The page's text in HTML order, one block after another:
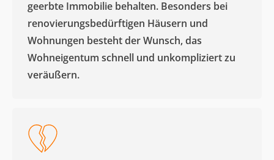
geerbte Immobilie behalten. Besonders bei
renovierungsbedürftigen Häusern und
Wohnungen besteht der Wunsch, das
Wohneigentum schnell und unkompliziert zu
veräußern. ​